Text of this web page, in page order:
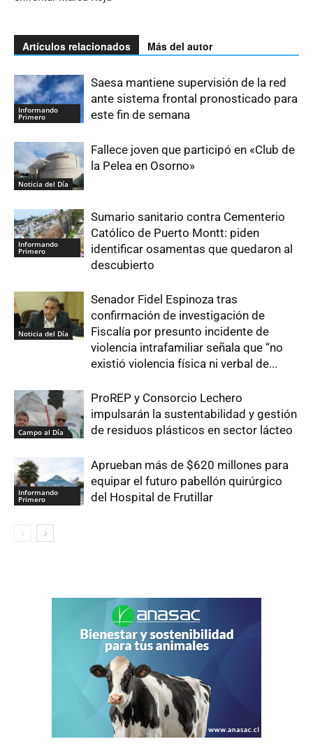
Artículos relacionados Más del autor
Informando
Primero
Saesa mantiene supervisión de la red
ante sistema frontal pronosticado para
este fin de semana
Noticia del Día
Fallece joven que participó en «Club de
la Pelea en Osorno»
Informando
Primero
Sumario sanitario contra Cementerio
Católico de Puerto Montt: piden
identificar osamentas que quedaron al
descubierto
Noticia del Día
Senador Fidel Espinoza tras
confirmación de investigación de
Fiscalía por presunto incidente de
violencia intrafamiliar señala que “no
existió violencia física ni verbal de...
Campo al Día
ProREP y Consorcio Lechero
impulsarán la sustentabilidad y gestión
de residuos plásticos en sector lácteo
Informando
Primero
Aprueban más de $620 millones para
equipar el futuro pabellón quirúrgico
del Hospital de Frutillar